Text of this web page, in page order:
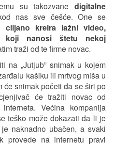
su takozvane digitalne
nas sve češće. One se
ciljano kreira lažni video,
nanosi štetu nekoj
traži od te firme novac.
na „Jutjub” snimak u kojem
kašiku ili mrtvog miša u
će snimak početi da se širi po
će tražiti novac od
Većina kompanija
teško može dokazati da li je
naknadno ubačen, a svaki
provede na internetu pravi